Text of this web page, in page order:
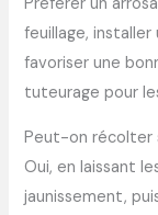
feuillage,
favoriser une
tuteurage pour
Peut-on récolter
Oui, en laissant
jaunissement,